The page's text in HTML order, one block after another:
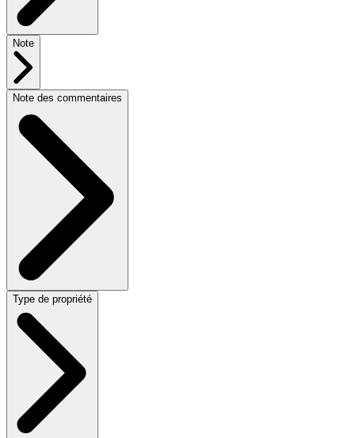
Note
Note des commentaires
Type de propriété